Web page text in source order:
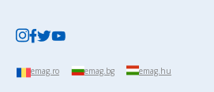
emag.ro emag.bg emag.hu